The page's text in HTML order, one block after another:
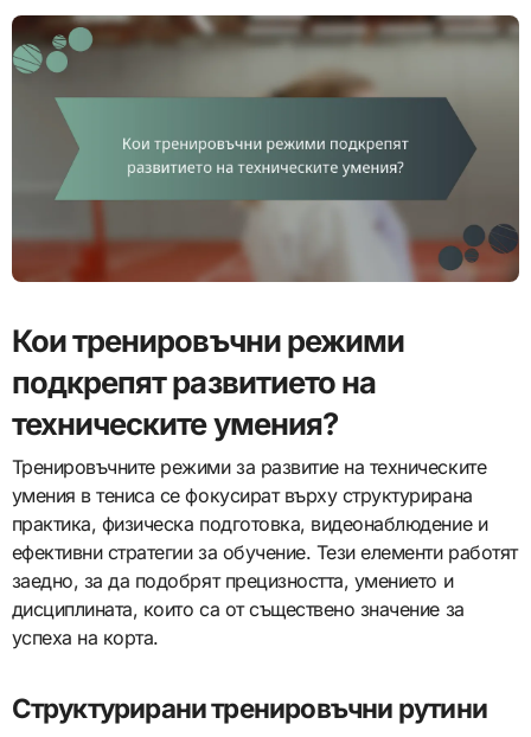
Кои тренировъчни режими
подкрепят развитието на
техническите умения?
Тренировъчните режими за развитие на техническите
умения в тениса се фокусират върху структурирана
практика, физическа подготовка, видеонаблюдение и
ефективни стратегии за обучение. Тези елементи работят
заедно, за да подобрят прецизността, умението и
дисциплината, които са от съществено значение за
успеха на корта.
Структурирани тренировъчни рутини